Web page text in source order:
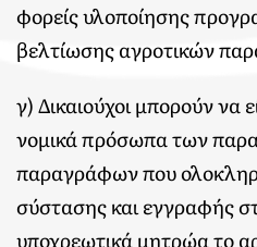
φορείς υλοποίησης
βελτίωσης αγροτικών
γ) Δικαιούχοι μπορούν να
νομικά πρόσωπα των
παραγράφων που
σύστασης και εγγραφής
υποχρεωτικά μητρώα το